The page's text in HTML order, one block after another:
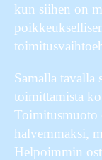
kun siihen on
Samalla tavalla
toimittamista
Toimitusmuoto
halvemmaksi,
Helpoimmin